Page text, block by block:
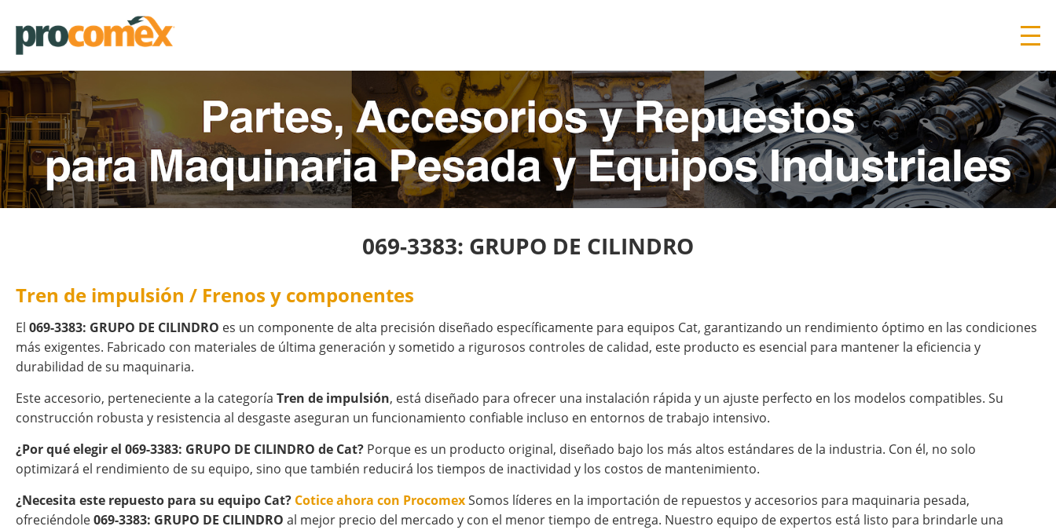
069-3383: GRUPO DE CILINDRO
Tren de impulsión / Frenos y componentes
El 069-3383: GRUPO DE CILINDRO es un componente de alta precisión diseñado específicamente para equipos Cat, garantizando un rendimiento óptimo en las condiciones
más exigentes. Fabricado con materiales de última generación y sometido a rigurosos controles de calidad, este producto es esencial para mantener la eficiencia y
durabilidad de su maquinaria.
Este accesorio, perteneciente a la categoría Tren de impulsión, está diseñado para ofrecer una instalación rápida y un ajuste perfecto en los modelos compatibles. Su
construcción robusta y resistencia al desgaste aseguran un funcionamiento confiable incluso en entornos de trabajo intensivo.
¿Por qué elegir el 069-3383: GRUPO DE CILINDRO de Cat? Porque es un producto original, diseñado bajo los más altos estándares de la industria. Con él, no solo
optimizará el rendimiento de su equipo, sino que también reducirá los tiempos de inactividad y los costos de mantenimiento.
¿Necesita este repuesto para su equipo Cat? Cotice ahora con ProcomexSomos líderes en la importación de repuestos y accesorios para maquinaria pesada,
ofreciéndole069-3383: GRUPO DE CILINDRO al mejor precio del mercado y con el menor tiempo de entrega. Nuestro equipo de expertos está listo para brindarle una